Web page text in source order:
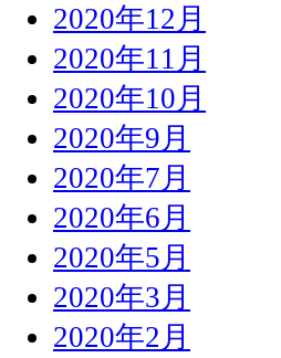
2020年12月
2020年11月
2020年10月
2020年9月
2020年7月
2020年6月
2020年5月
2020年3月
2020年2月